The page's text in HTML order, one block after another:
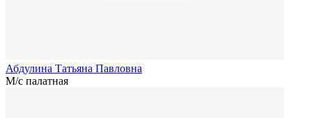
Абдулина Татьяна Павловна
М/с палатная